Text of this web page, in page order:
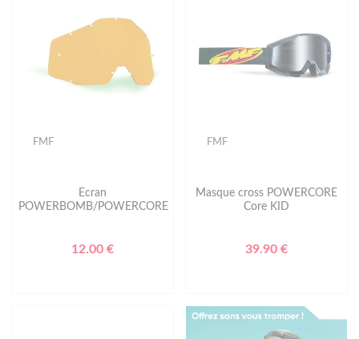
FMF
Ecran
POWERBOMB/POWERCORE
12.00 €
FMF
Masque cross POWERCORE
Core KID
39.90 €